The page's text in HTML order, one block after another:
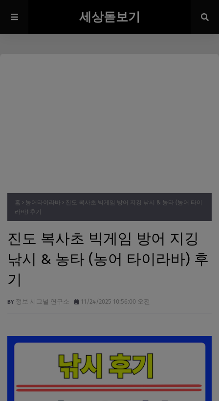
세상돋보기
홈 농어타이라바
진도 복사초 빅게임 방어 지깅 낚시 & 농타 (농어 타이
라바) 후기
진도 복사초 빅게임 방어 지깅
낚시 & 농타 (농어 타이라바) 후
기
정보 시그널 연구소 11/24/2025 10:56:00 오전